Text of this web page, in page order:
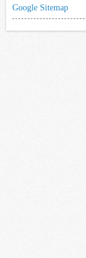
Google Sitemap